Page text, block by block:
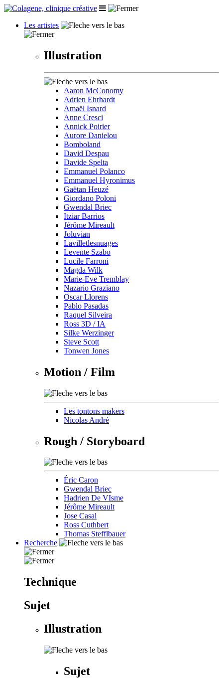
Les artistes
Illustration
Aaron McConomy
Adrien Ehrhardt
Amaël Isnard
Anne Cresci
Annick Poirier
Aurore Danielou
Bomboland
David Despau
Davide Spelta
Emmanuel Polanco
Emmanuel Hyronimus
Gaëtan Heuzé
Giordano Poloni
Gwendal Briec
Itziar Barrios
Jérôme Mireault
Joluvian
Lavilletlesnuages
Levente Szabo
Lucile Farroni
Magda Wilk
Marie-Eve Tremblay
Nazario Graziano
Oscar Llorens
Pablo Pasadas
Raquel Silveira
Ross 3D / IA
Silke Werzinger
Steve Scott
Tonwen Jones
Motion / Film
Les tontons makers
Nicolas André
Rough / Storyboard
Éric Caron
Gwendal Briec
Hadrien De VIsme
Jérôme Mireault
Jose Casal
Ross Cuthbert
Thomas Stefflbauer
Recherche
Technique
Sujet
Illustration
Sujet